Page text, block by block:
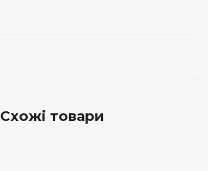
Схожі товари